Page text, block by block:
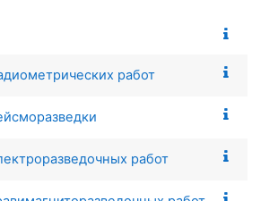
работ
работ